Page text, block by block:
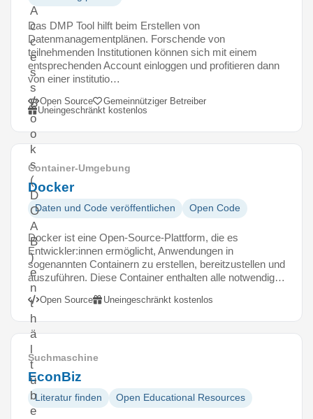
A
c
c
e
s
s
B
o
o
k
s
(
D
O
A
B
)
e
n
t
h
ä
l
t
ü
b
e
Das DMP Tool hilft beim Erstellen von
Datenmanagementplänen. Forschende von
teilnehmenden Institutionen können sich mit einem
entsprechenden Account einloggen und profitieren dann
von einer institutio…
Open Source
Gemeinnütziger Betreiber
Uneingeschränkt kostenlos
Container-Umgebung
Docker
Daten und Code veröffentlichen Open Code
Docker ist eine Open-Source-Plattform, die es
Entwickler:innen ermöglicht, Anwendungen in
sogenannten Containern zu erstellen, bereitzustellen und
auszuführen. Diese Container enthalten alle notwendig…
Open Source Uneingeschränkt kostenlos
Suchmaschine
EconBiz
Literatur finden Open Educational Resources